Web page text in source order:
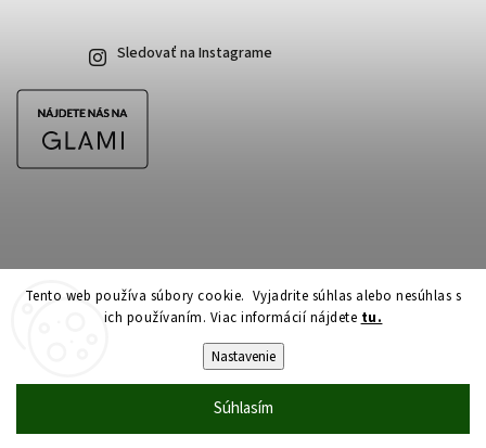
Tento web používa súbory cookie. Vyjadrite súhlas alebo nesúhlas s
ich používaním. Viac informácií nájdete tu.
Nastavenie
Súhlasím
Sledovať na Instagrame
Copyright 2026CubeSkateshop.sk. Všetky práva vyhradené.
Upraviť nastavenie cookies
Shoptet| Design